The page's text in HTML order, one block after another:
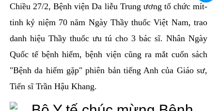
Chiều 27/2, Bệnh viện Da liễu Trung ương tổ chức mít-
tinh kỷ niệm 70 năm Ngày Thầy thuốc Việt Nam, trao
danh hiệu Thầy thuốc ưu tú cho 3 bác sĩ. Nhân Ngày
Quốc tế bệnh hiếm, bệnh viện cũng ra mắt cuốn sách
"Bệnh da hiếm gặp" phiên bản tiếng Anh của Giáo sư,
Tiến sĩ Trần Hậu Khang.